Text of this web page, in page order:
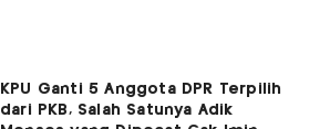
KPU Ganti 5 Anggota DPR Terpilih
dari PKB, Salah Satunya Adik